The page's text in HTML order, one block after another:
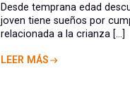
Desde temprana edad
joven tiene sueños por
relacionada a la crianza [...]
LEER MÁS